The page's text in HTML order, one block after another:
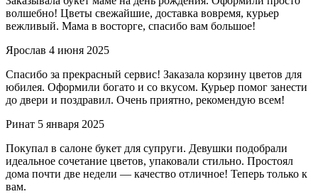
волшебно! Цветы свежайшие, доставка вовремя, курьер
вежливый. Мама в восторге, спасибо вам большое!
Ярослав 4 июня 2025
Спасибо за прекрасный сервис! Заказала корзину цветов для
юбилея. Оформили богато и со вкусом. Курьер помог занести
до двери и поздравил. Очень приятно, рекомендую всем!
Ринат 5 января 2025
Покупал в салоне букет для супруги. Девушки подобрали
идеальное сочетание цветов, упаковали стильно. Простоял
дома почти две недели — качество отличное! Теперь только к
вам.